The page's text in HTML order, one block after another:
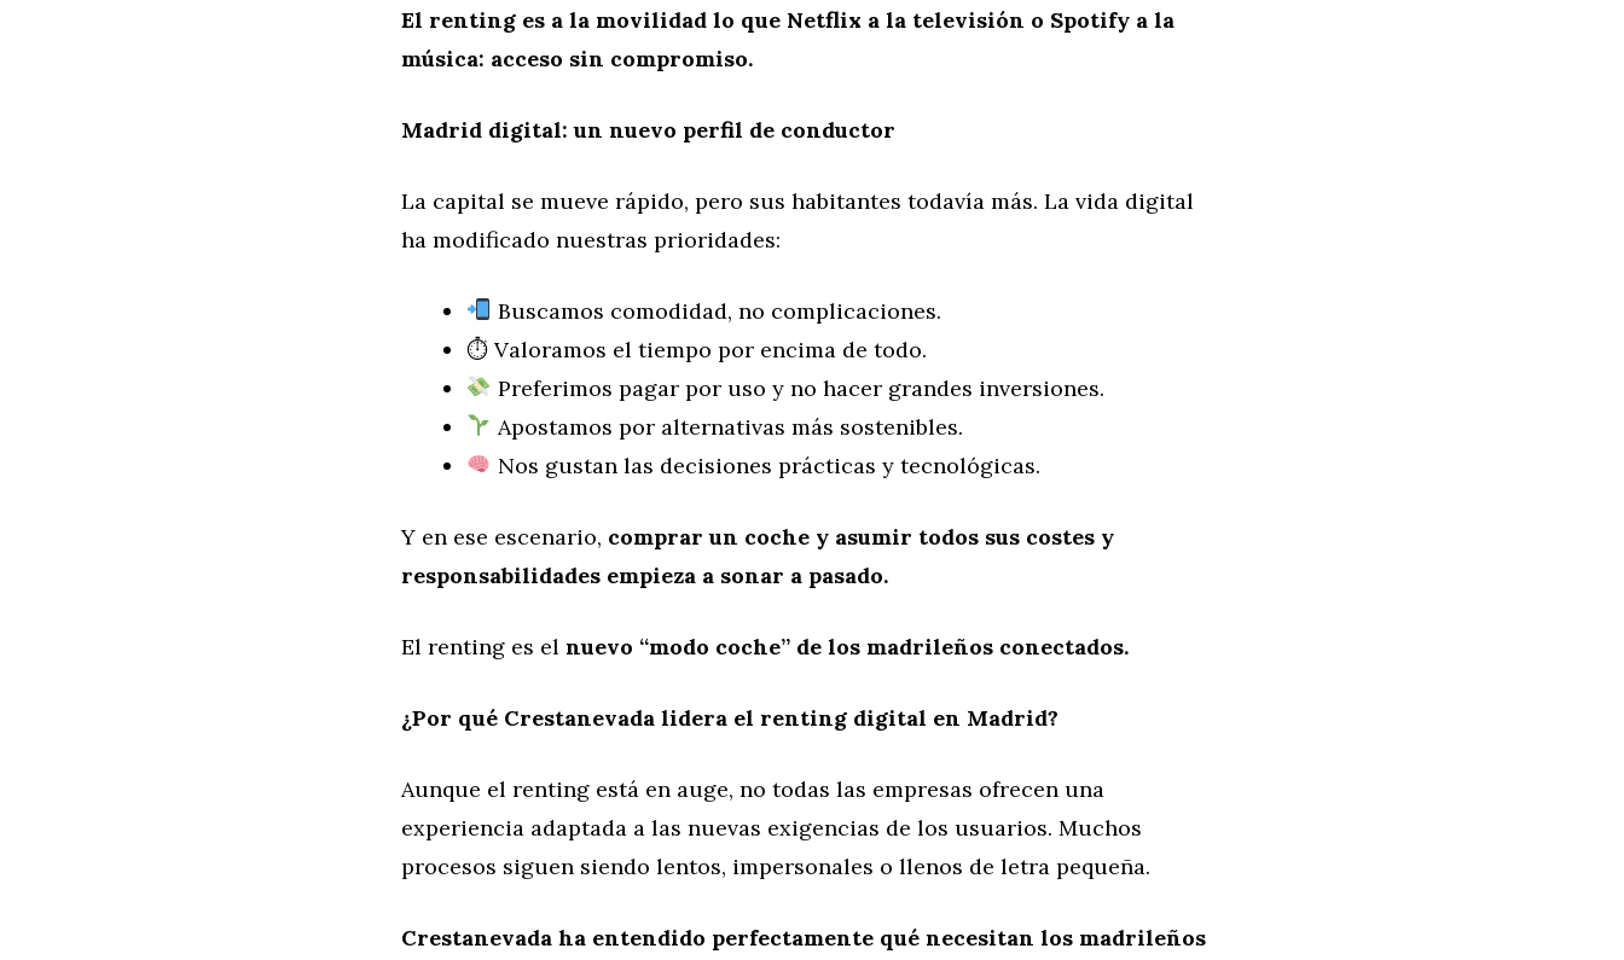
El renting es a la movilidad lo que Netflix a la televisión o Spotify a la
música: acceso sin compromiso.
Madrid digital: un nuevo perfil de conductor
La capital se mueve rápido, pero sus habitantes todavía más. La vida digital
ha modificado nuestras prioridades:
Buscamos comodidad, no complicaciones.
⏱ Valoramos el tiempo por encima de todo.
Preferimos pagar por uso y no hacer grandes inversiones.
Apostamos por alternativas más sostenibles.
Nos gustan las decisiones prácticas y tecnológicas.
Y en ese escenario, comprar un coche y asumir todos sus costes y
responsabilidades empieza a sonar a pasado.
El renting es el nuevo “modo coche” de los madrileños conectados.
¿Por qué Crestanevada lidera el renting digital en Madrid?
Aunque el renting está en auge, no todas las empresas ofrecen una
experiencia adaptada a las nuevas exigencias de los usuarios. Muchos
procesos siguen siendo lentos, impersonales o llenos de letra pequeña.
Crestanevada ha entendido perfectamente qué necesitan los madrileños